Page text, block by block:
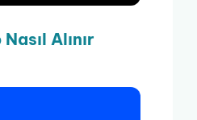
Alınır